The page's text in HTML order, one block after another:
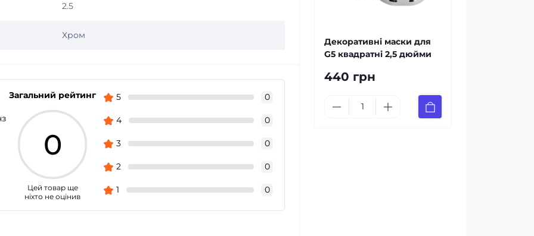
2.5
Хром
Загальний рейтинг
0
Цей товар ще
ніхто не оцінив
5 0
4 0
3 0
2 0
1 0
Декоративні маски для
G5 квадратні 2,5 дюйми
440 грн